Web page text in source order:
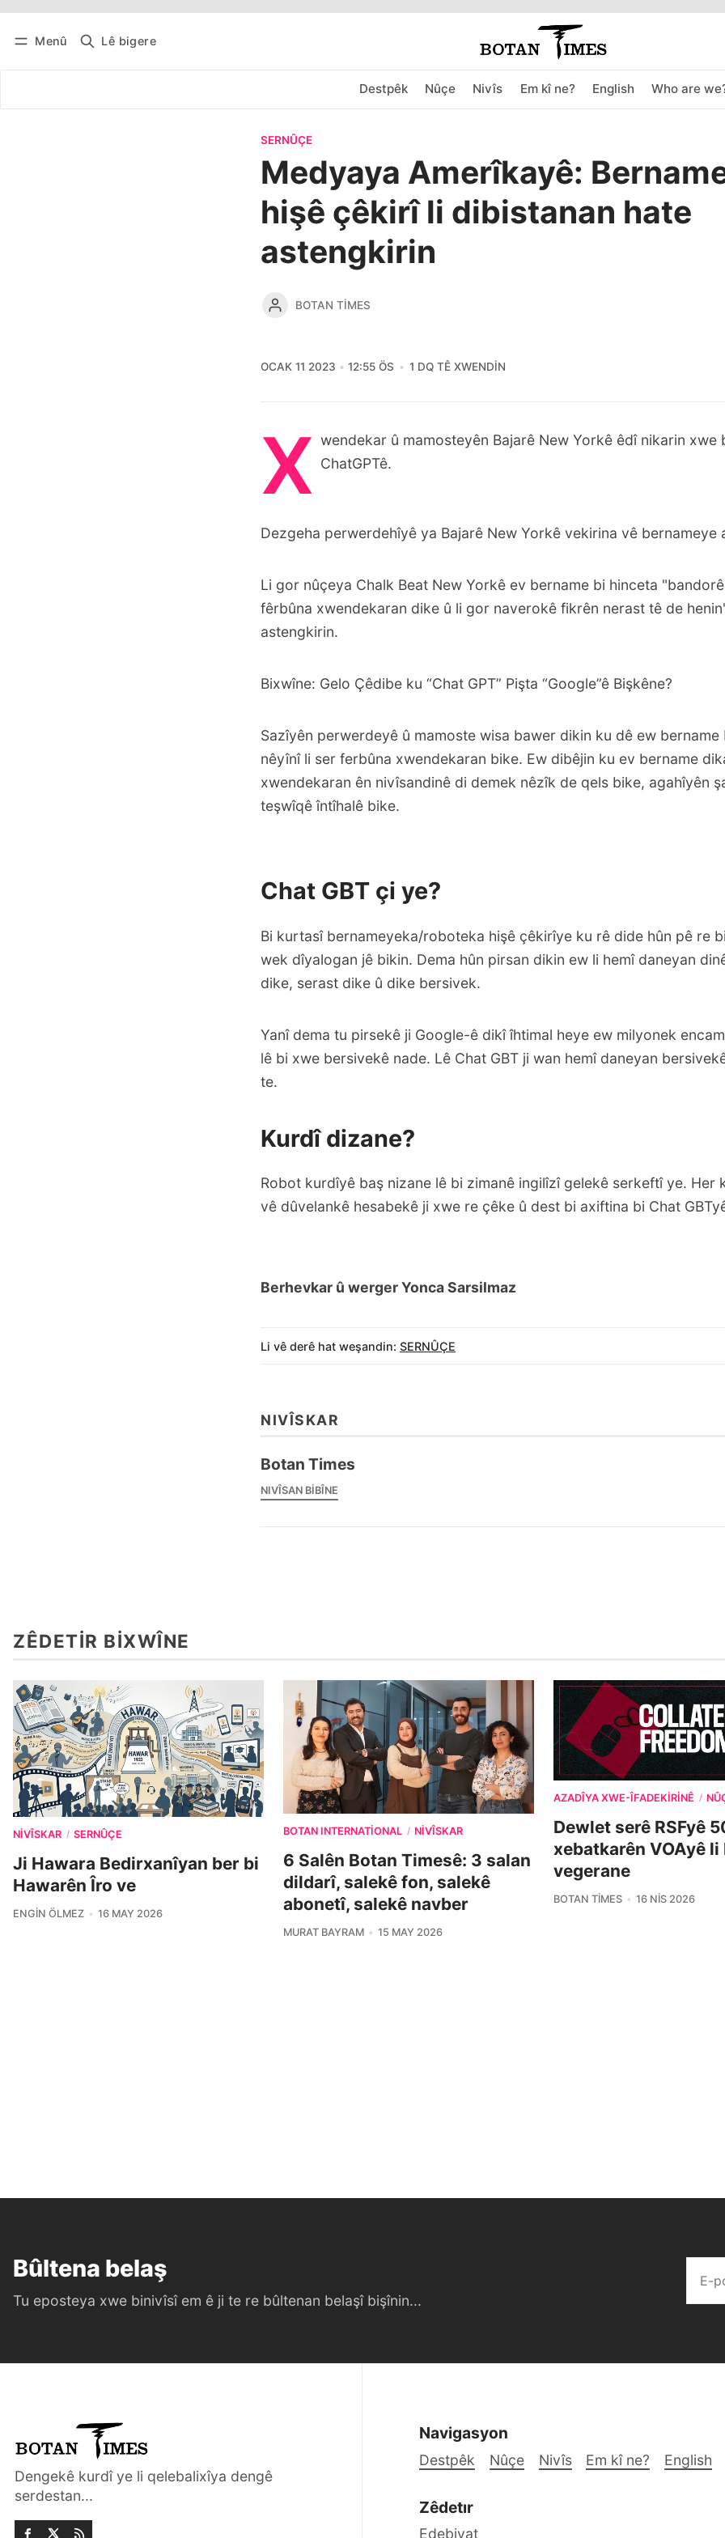
Menû Lê bigere
Destpêk Nûçe Nivîs Em kî ne? English Who are
Têkevê Bûltena belaş bistîne
SERNÛÇE
Medyaya Amerîkayê:
hişê çêkirî li dibistanan hate
astengkirin
BOTAN TIMES
OCAK 11 2023 12:55 ÖS 1 DQ TÊ XWENDIN
X wendekar û mamosteyên Bajarê New Yorkê êdî nikarin xwe
ChatGPTê.
Dezgeha perwerdehîyê ya Bajarê New Yorkê vekirina vê bernameye
Li gor nûçeya Chalk Beat New Yorkê ev bername bi hinceta
fêrbûna xwendekaran dike û li gor naverokê fikrên nerast tê de
astengkirin.
Bixwîne: Gelo Çêdibe ku “Chat GPT” Pişta “Google”ê Bişkêne?
Sazîyên perwerdeyê û mamoste wisa bawer dikin ku dê ew
nêyînî li ser ferbûna xwendekaran bike. Ew dibêjin ku ev bername
xwendekaran ên nivîsandinê di demek nêzîk de qels bike, agahîyên
teşwîqê întîhalê bike.
Chat GBT çi ye?
Bi kurtasî bernameyeka/roboteka hişê çêkirîye ku rê dide hûn pê re
wek dîyalogan jê bikin. Dema hûn pirsan dikin ew li hemî daneyan
dike, serast dike û dike bersivek.
Yanî dema tu pirsekê ji Google-ê dikî îhtimal heye ew milyonek
lê bi xwe bersivekê nade. Lê Chat GBT ji wan hemî daneyan
te.
Kurdî dizane?
Robot kurdîyê baş nizane lê bi zimanê ingilîzî gelekê serkeftî ye. Her
vê dûvelankê hesabekê ji xwe re çêke û dest bi axiftina bi Chat
Berhevkar û werger Yonca Sarsilmaz
Li vê derê hat weşandin: SERNÛÇE
NIVÎSKAR
Botan Times
NIVÎSAN BIBÎNE
ZÊDETIR BIXWÎNE
NIVÎSKAR / SERNÛÇE
Ji Hawara Bedirxanîyan ber bi
Hawarên Îro ve
ENGIN ÖLMEZ 16 MAY 2026
BOTAN INTERNATIONAL / NIVÎSKAR
6 Salên Botan Timesê: 3 salan
dildarî, salekê fon, salekê
abonetî, salekê navber
MURAT BAYRAM 15 MAY 2026
AZADÎYA XWE-ÎFADEKIRINÊ /
Dewlet serê RSFyê
xebatkarên VOAyê li
vegerane
BOTAN TIMES 16 NIS 2026
Bûltena belaş
Tu eposteya xwe binivîsî em ê ji te re bûltenan belaşî bişînin...
Dengekê kurdî ye li qelebalixîya dengê
serdestan...
Navigasyon
Destpêk Nûçe Nivîs Em kî ne? English
Zêdetır
Edebiyat